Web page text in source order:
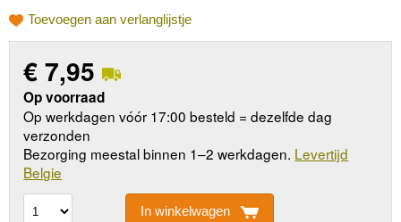
Toevoegen aan verlanglijstje
€7,95
Op voorraad
Op werkdagen vóór 17:00 besteld = dezelfde dag
verzonden
Bezorging meestal binnen 1–2 werkdagen. Levertijd
Belgie
In winkelwagen